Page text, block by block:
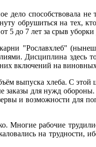
дело способствовала
на тех, кто
5 до 7 лет за срыв
"Рославхлеб"
Дисциплина здесь
включений на
выпуска хлеба. С
заказы для нужд
и возможности для
Многие рабочие
на трудности,